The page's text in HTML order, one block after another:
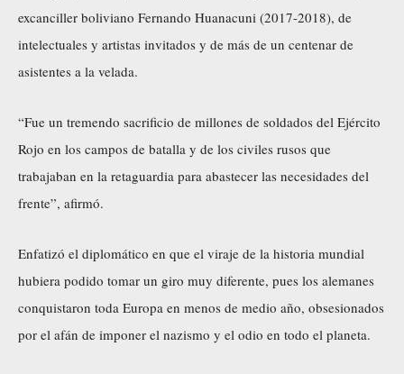
excanciller boliviano Fernando Huanacuni (2017-2018), de
intelectuales y artistas invitados y de más de un centenar de
asistentes a la velada.
“Fue un tremendo sacrificio de millones de soldados del Ejército
Rojo en los campos de batalla y de los civiles rusos que
trabajaban en la retaguardia para abastecer las necesidades del
frente”, afirmó.
Enfatizó el diplomático en que el viraje de la historia mundial
hubiera podido tomar un giro muy diferente, pues los alemanes
conquistaron toda Europa en menos de medio año, obsesionados
por el afán de imponer el nazismo y el odio en todo el planeta.